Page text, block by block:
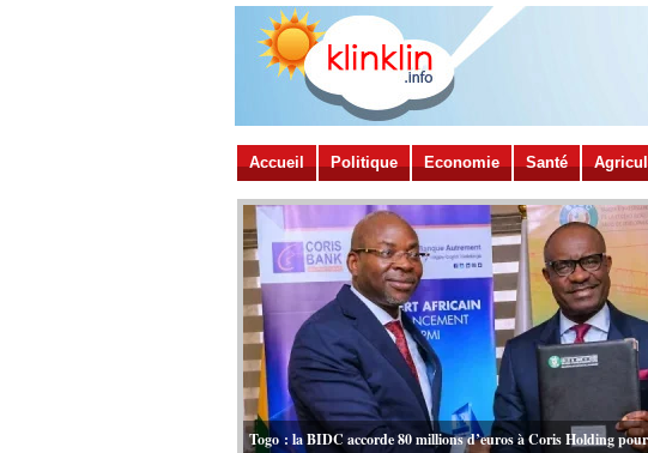
Accueil Politique Economie Santé
Togo : la BIDC accorde 80 millions d’euros à Coris Holding